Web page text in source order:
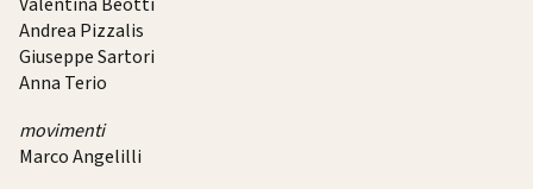
Valentina Beotti
Andrea Pizzalis
Giuseppe Sartori
Anna Terio
movimenti
Marco Angelilli